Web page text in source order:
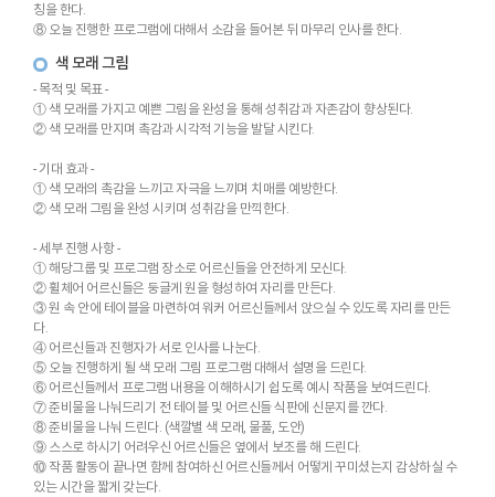
칭을 한다.
⑧ 오늘 진행한 프로그램에 대해서 소감을 들어본 뒤 마무리 인사를 한다.
색 모래 그림
- 목적 및 목표 -
① 색 모래를 가지고 예쁜 그림을 완성을 통해 성취감과 자존감이 향상된다.
② 색 모래를 만지며 촉감과 시각적 기능을 발달 시킨다.
- 기대 효과 -
① 색 모래의 촉감을 느끼고 자극을 느끼며 치매를 예방한다.
② 색 모래 그림을 완성 시키며 성취감을 만끽한다.
- 세부 진행 사항 -
① 해당그룹 및 프로그램 장소로 어르신들을 안전하게 모신다.
② 휠체어 어르신들은 둥글게 원을 형성하여 자리를 만든다.
③ 원 속 안에 테이블을 마련하여 워커 어르신들께서 앉으실 수 있도록 자리를 만든
다.
④ 어르신들과 진행자가 서로 인사를 나눈다.
⑤ 오늘 진행하게 될 색 모래 그림 프로그램 대해서 설명을 드린다.
⑥ 어르신들께서 프로그램 내용을 이해하시기 쉽도록 예시 작품을 보여드린다.
⑦ 준비물을 나눠드리기 전 테이블 및 어르신들 식판에 신문지를 깐다.
⑧ 준비물을 나눠 드린다. (색깔별 색 모래, 물풀, 도안)
⑨ 스스로 하시기 어려우신 어르신들은 옆에서 보조를 해 드린다.
⑩ 작품 활동이 끝나면 함께 참여하신 어르신들께서 어떻게 꾸미셨는지 감상하실 수
있는 시간을 짧게 갖는다.